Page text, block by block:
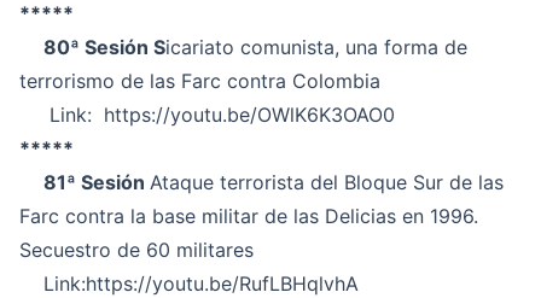
*****
80ª Sesión Sicariato comunista, una forma de
terrorismo de las Farc contra Colombia
Link: https://youtu.be/OWlK6K3OAO0
*****
81ª Sesión Ataque terrorista del Bloque Sur de las
Farc contra la base militar de las Delicias en 1996.
Secuestro de 60 militares
Link:https://youtu.be/RufLBHqlvhA